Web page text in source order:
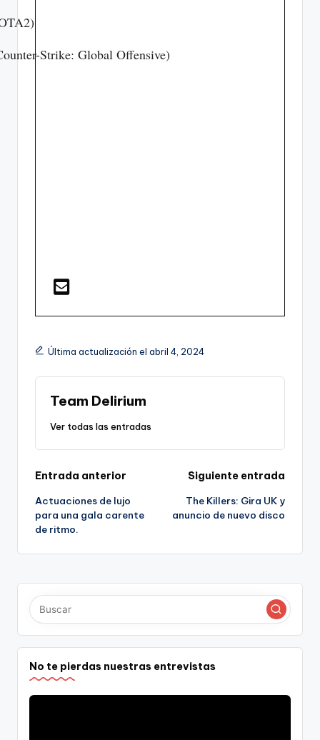
Strike: Global Offensive)
Última actualización el abril 4, 2024
Team Delirium
Ver todas las entradas
Navegación
de
entradas
Entrada anterior
Actuaciones de lujo
para una gala carente
de ritmo.
Siguiente entrada
The Killers: Gira UK y
anuncio de nuevo disco
No te pierdas nuestras entrevistas